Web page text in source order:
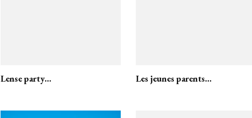
Lense party… Les jeunes parents…